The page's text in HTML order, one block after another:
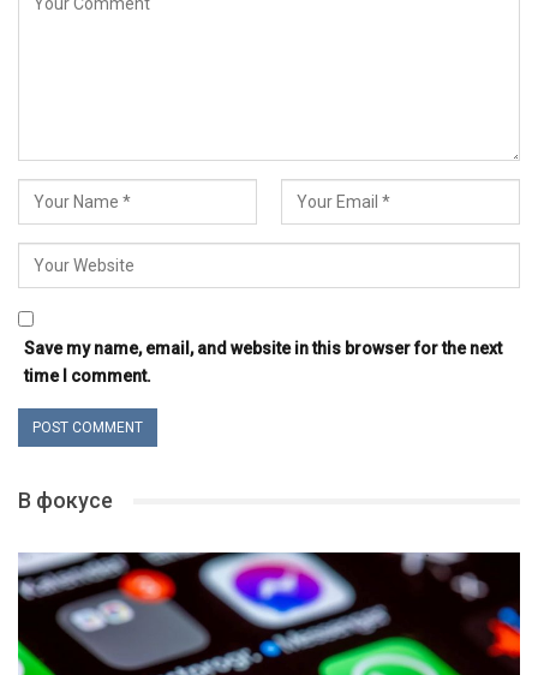
Save my name, email, and website in this browser for the next
time I comment.
В фокусе